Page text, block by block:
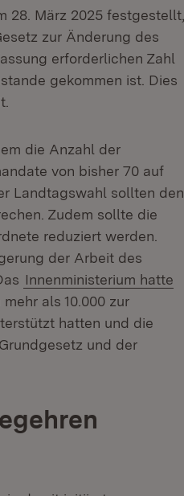
28. März 2025 festgestellt,
zur Änderung des
erforderlichen Zahl
gekommen ist. Dies
in neuem Fenster)
die Anzahl der
von bisher 70 auf
Landtagswahl sollten den
Zudem sollte die
reduziert werden.
der Arbeit des
Innenministerium hatte
mehr als 10.000 zur
hatten und die
und der